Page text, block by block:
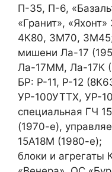
П-35, П-6,
«Гранит»,
4К80, 3М70,
мишени Ла-17
Ла-17ММ, Ла-17К
БР: Р-11, Р-12
УР-100УТТХ, УР-
специальная ГЧ
(1970-е),
15А18М (1980-е);
блоки и агрегаты